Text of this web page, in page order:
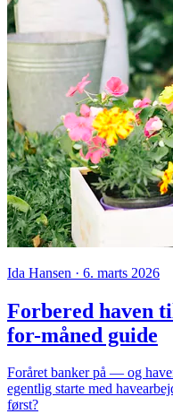
Ida Hansen · 6. marts 2026
Forbered haven
for-måned guide
Foråret banker på — og
egentlig starte med
først?